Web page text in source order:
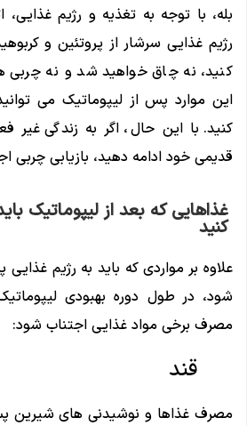
بله، با توجه به تغذیه و رژیم غذایی،
رژیم غذایی سرشار از پروتئین و
کنید، نه چاق خواهید شد و نه چربی ها
این موارد پس از لیپوماتیک می
کنید. با این حال، اگر به زندگی غیر
قدیمی خود ادامه دهید، بازیابی چربی
غذاهایی که بعد از لیپوماتیک
کنید
علاوه بر مواردی که باید به رژیم
شود، در طول دوره بهبودی
مصرف برخی مواد غذایی اجتناب شود:
قند
مصرف غذاها و نوشیدنی های شیرین